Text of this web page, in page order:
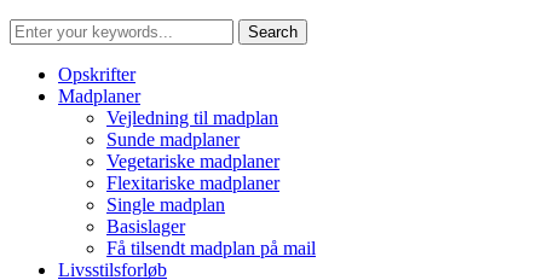
Opskrifter
Madplaner
Vejledning til madplan
Sunde madplaner
Vegetariske madplaner
Flexitariske madplaner
Single madplan
Basislager
Få tilsendt madplan på mail
Livsstilsforløb